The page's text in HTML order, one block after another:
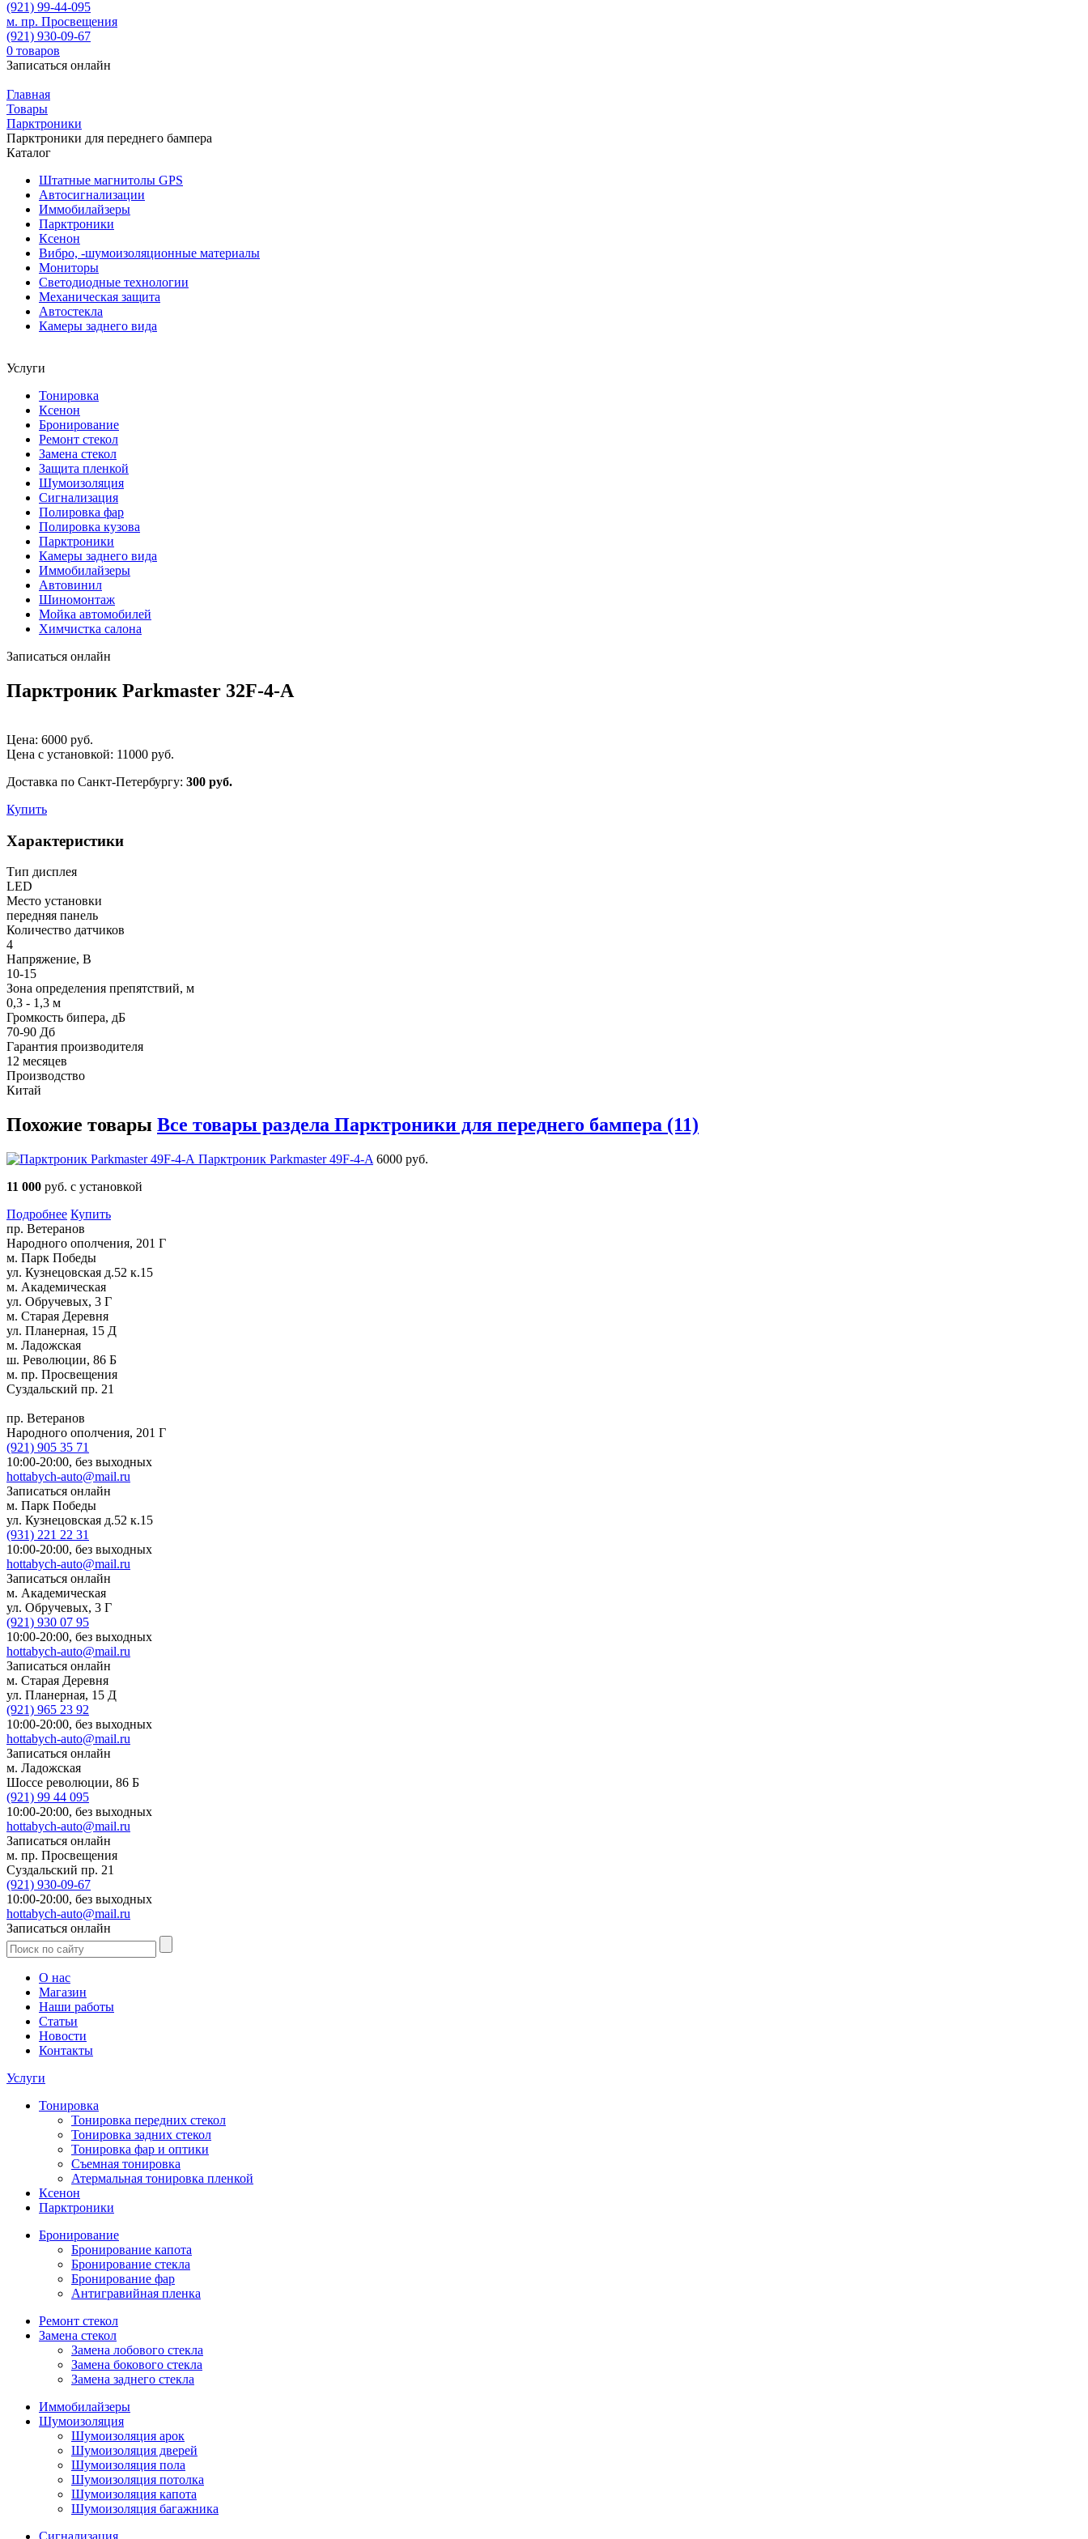
(921) 99-44-095
м. пр. Просвещения
(921) 930-09-67
0 товаров
Записаться онлайн
Главная
Товары
Парктроники
Парктроники для переднего бампера
Каталог
Штатные магнитолы GPS
Автосигнализации
Иммобилайзеры
Парктроники
Ксенон
Вибро, -шумоизоляционные материалы
Мониторы
Светодиодные технологии
Механическая защита
Автостекла
Камеры заднего вида
Услуги
Тонировка
Ксенон
Бронирование
Ремонт стекол
Замена стекол
Защита пленкой
Шумоизоляция
Сигнализация
Полировка фар
Полировка кузова
Парктроники
Камеры заднего вида
Иммобилайзеры
Автовинил
Шиномонтаж
Мойка автомобилей
Химчистка салона
Записаться онлайн
Парктроник Parkmaster 32F-4-A
Цена: 6000 руб.
Цена с установкой: 11000 руб.
Доставка по Санкт-Петербургу: 300 руб.
Купить
Характеристики
Тип дисплея
LED
Место установки
передняя панель
Количество датчиков
4
Напряжение, В
10-15
Зона определения препятствий, м
0,3 - 1,3 м
Громкость бипера, дБ
70-90 Дб
Гарантия производителя
12 месяцев
Производство
Китай
Похожие товары Все товары раздела Парктроники для переднего бампера (11)
Парктроник Parkmaster 49F-4-A 6000 руб.
11 000 руб. с установкой
Подробнее Купить
пр. Ветеранов
Народного ополчения, 201 Г
м. Парк Победы
ул. Кузнецовская д.52 к.15
м. Академическая
ул. Обручевых, 3 Г
м. Старая Деревня
ул. Планерная, 15 Д
м. Ладожская
ш. Революции, 86 Б
м. пр. Просвещения
Суздальский пр. 21
пр. Ветеранов
Народного ополчения, 201 Г
(921) 905 35 71
10:00-20:00, без выходных
hottabych-auto@mail.ru
Записаться онлайн
м. Парк Победы
ул. Кузнецовская д.52 к.15
(931) 221 22 31
10:00-20:00, без выходных
hottabych-auto@mail.ru
Записаться онлайн
м. Академическая
ул. Обручевых, 3 Г
(921) 930 07 95
10:00-20:00, без выходных
hottabych-auto@mail.ru
Записаться онлайн
м. Старая Деревня
ул. Планерная, 15 Д
(921) 965 23 92
10:00-20:00, без выходных
hottabych-auto@mail.ru
Записаться онлайн
м. Ладожская
Шоссе революции, 86 Б
(921) 99 44 095
10:00-20:00, без выходных
hottabych-auto@mail.ru
Записаться онлайн
м. пр. Просвещения
Суздальский пр. 21
(921) 930-09-67
10:00-20:00, без выходных
hottabych-auto@mail.ru
Записаться онлайн
О нас
Магазин
Наши работы
Статьи
Новости
Контакты
Услуги
Тонировка
Тонировка передних стекол
Тонировка задних стекол
Тонировка фар и оптики
Съемная тонировка
Атермальная тонировка пленкой
Ксенон
Парктроники
Бронирование
Бронирование капота
Бронирование стекла
Бронирование фар
Антигравийная пленка
Ремонт стекол
Замена стекол
Замена лобового стекла
Замена бокового стекла
Замена заднего стекла
Иммобилайзеры
Шумоизоляция
Шумоизоляция арок
Шумоизоляция дверей
Шумоизоляция пола
Шумоизоляция потолка
Шумоизоляция капота
Шумоизоляция багажника
Сигнализация